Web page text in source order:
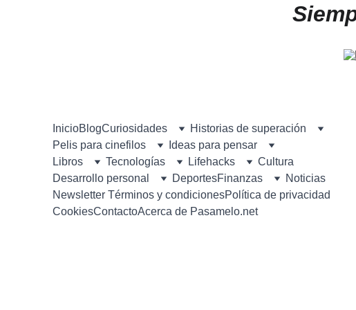
InicioBlogCuriosidades
Historias de superación
Pelis para cinefilos
Ideas para pensar
Libros
Tecnologías Lifehacks
Cultura
Desarrollo personal
DeportesFinanzas
Noticias
Newsletter Términos y condicionesPolítica de privacidad
CookiesContactoAcerca de Pasamelo.net